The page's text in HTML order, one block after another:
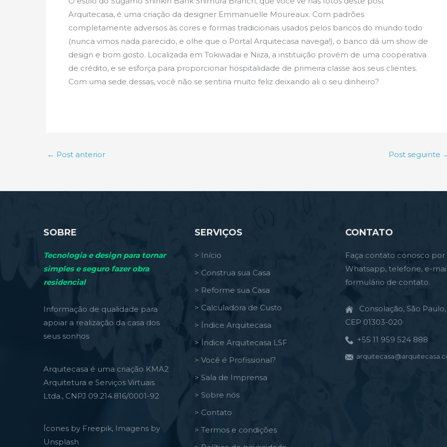
Arquitecasa, é uma criação da designer Emmanuelle Moureaux. Com padrões
completamente adversos às cores e formas tradicionais usados pelos bancos do mundo todo
(nunca vimos nada parecido, e olhe que o Portal Arquitecasa navega!), o banco dá um show de
design e bom gosto. Localizada em Tokiwadai e Niiza, a instituição provém de uma cooperativa
de crédito, e se esforça para proporcionar hospitalidade de primeira classe aos seus clientes.
Com uma sede dessas, você não se sentiria muito feliz deixando ali o seu dinheiro?
← Post anterior Post seguinte
SOBRE
Tecnologia e design para tornar
simples e seguro fazer obra
residencial
Informação de qualidade para
apoiar a realização da casa dos
seus sonhos
Arquitecasa é uma criação KMA2
Arquitetura e Serviços Virtuais
Ltda., CNPJ 09.214.816/0001-92
Ícones by Freepik, Imagens by
Unsplash
SERVIÇOS
> Início
> Construa sua Casa
> Reforme sua Casa
> Calculadora de Custo
> Índice Arquitecasa
> Índice Arquitecasa LSF
> Você é Profissional?
> Sala de Imprensa
> Sobre nós
> Contato
> Termos e condições
CONTATO
Faça contato conosco por
Whatsapp, telefone, e-
formulário de contato.
Consolação, São Paulo,
CEP 01303-020
+55 11 959 524 888